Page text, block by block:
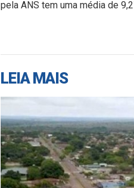
pela ANS tem uma média de
LEIA MAIS